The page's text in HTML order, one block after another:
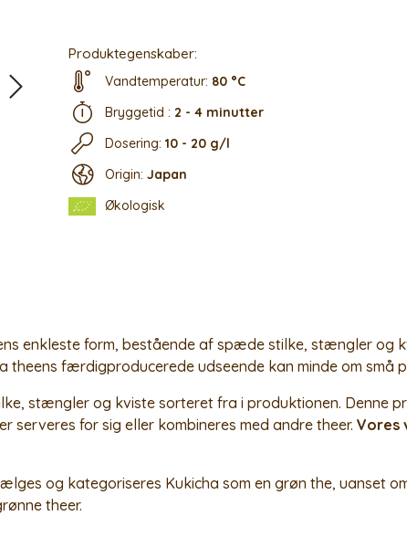
Produktegenskaber:
Vandtemperatur: 80 °C
Bryggetid : 2 - 4 minutter
Dosering: 10 - 20 g/l
Origin: Japan
Økologisk
enkleste form, bestående af spæde stilke, stængler og
theens færdigproducerede udseende kan minde om små
stængler og kviste sorteret fra i produktionen. Denne
for sig eller kombineres med andre theer. Vores
og kategoriseres Kukicha som en grøn the, uanset
theer.